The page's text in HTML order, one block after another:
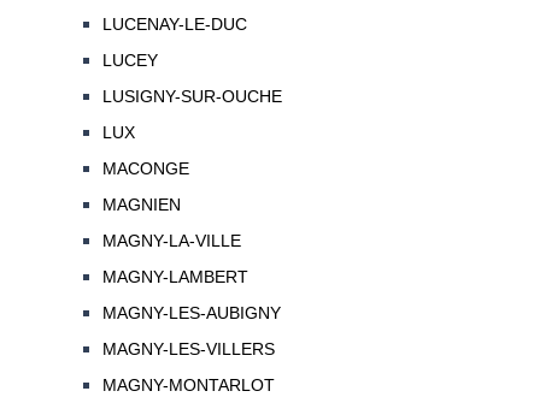
LUCENAY-LE-DUC
LUCEY
LUSIGNY-SUR-OUCHE
LUX
MACONGE
MAGNIEN
MAGNY-LA-VILLE
MAGNY-LAMBERT
MAGNY-LES-AUBIGNY
MAGNY-LES-VILLERS
MAGNY-MONTARLOT